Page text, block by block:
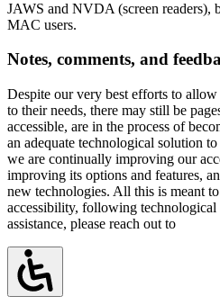
JAWS and NVDA (screen readers),
MAC users.
Notes, comments, and
Despite our very best efforts to
to their needs, there may still be
accessible, are in the process of
an adequate technological solution
we are continually improving our
improving its options and features,
new technologies. All this is meant
accessibility, following technological
assistance, please reach out to